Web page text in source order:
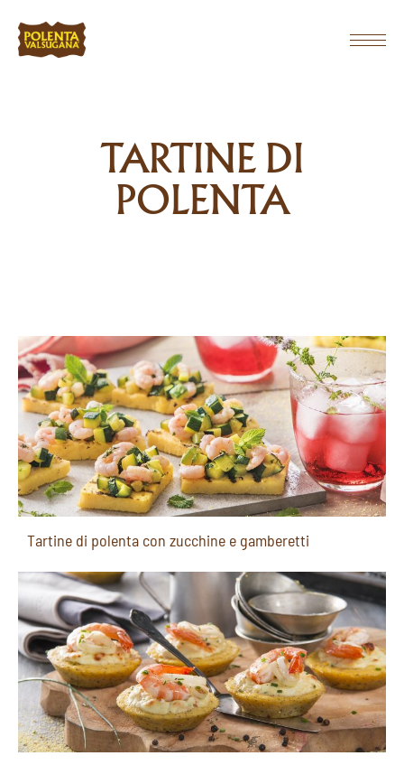
TARTINE DI
POLENTA
Tartine di polenta con zucchine e gamberetti